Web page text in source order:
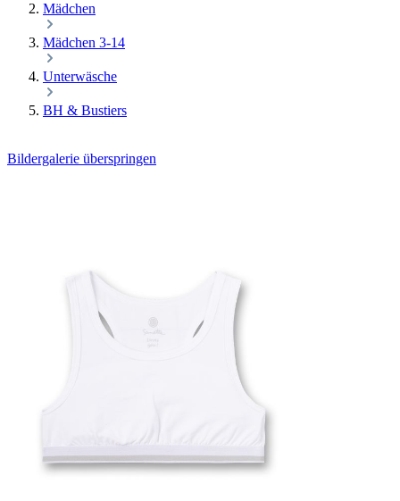
Mädchen
Mädchen 3-14
Unterwäsche
BH & Bustiers
Bildergalerie überspringen